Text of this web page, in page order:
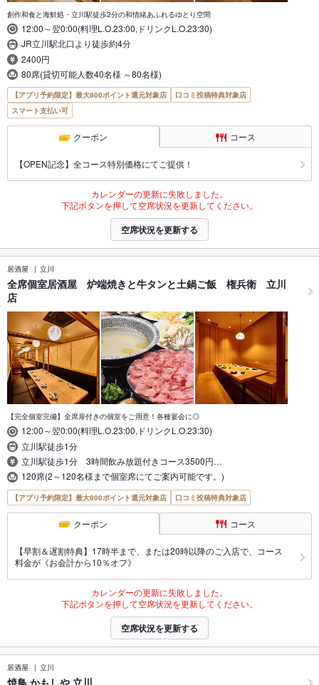
創作和食と海鮮処・立川駅徒歩2分の和情緒あふれるゆとり空間
12:00～翌0:00(料理L.O.23:00,ドリンクL.O.23:30)
JR立川駅北口より徒歩約4分
2400円
80席(貸切可能人数40名様 ～80名様)
【アプリ予約限定】最大800ポイント還元対象店
口コミ投稿特典対象店
スマート支払い可
クーポン コース
【OPEN記念】全コース特別価格にてご提供！
カレンダーの更新に失敗しました。
下記ボタンを押して空席状況を更新してください。
空席状況を更新する
居酒屋 立川
全席個室居酒屋 炉端焼きと牛タンと土鍋ご飯 権兵衛 立川
店
【完全個室完備】全席扉付きの個室をご用意！各種宴会に◎
12:00～翌0:00(料理L.O.23:00,ドリンクL.O.23:30)
立川駅徒歩1分
立川駅徒歩1分 3時間飲み放題付きコース3500円…
120席(2～120名様まで個室席にてご案内可能です。)
【アプリ予約限定】最大800ポイント還元対象店 口コミ投稿特典対象店
クーポン コース
【早割＆遅割特典】17時半まで、または20時以降のご入店で、コース
料金が《お会計から10％オフ》
カレンダーの更新に失敗しました。
下記ボタンを押して空席状況を更新してください。
空席状況を更新する
居酒屋 立川
焼鳥 かもしや 立川